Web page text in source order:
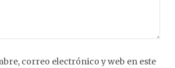
correo electrónico y web en este